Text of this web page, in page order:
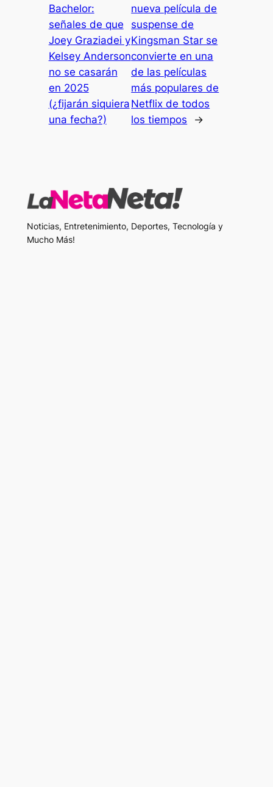
Bachelor:
señales de que
Joey Graziadei y
Kelsey Anderson
no se casarán
en 2025
(¿fijarán siquiera
una fecha?)
nueva película de
suspense de
Kingsman Star se
convierte en una
de las películas
más populares de
Netflix de todos
los tiempos
→
Noticias, Entretenimiento, Deportes, Tecnología y
Mucho Más!